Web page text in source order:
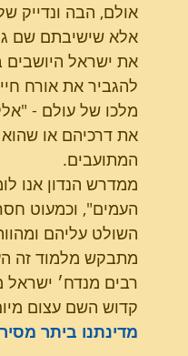
אולם, הבה ונדייק
אלא שישיבתם שם
את ישראל היושבים
להגביר את אורח
מלכו של עולם -
את דרכיהם או
המתועבים.
ממדרש הנדון אנו
העמים", וכמעוט
השולט עליהם
מתבקש מלמוד זה
רבים מנדח׳ ישראל
קדוש השם עצום
מדינתנו ביתר